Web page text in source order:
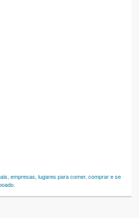
empresas, lugares para comer, comprar e se